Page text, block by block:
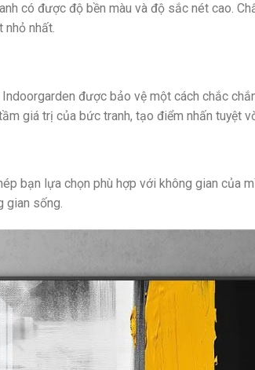
có được độ bền màu và độ sắc nét cao.
nhỏ nhất.
được bảo vệ một cách chắc
giá trị của bức tranh, tạo điểm nhấn tuyệt
bạn lựa chọn phù hợp với không gian của
gian sống.